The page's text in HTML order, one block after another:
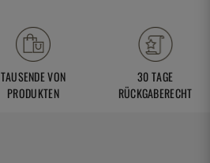
TAUSENDE VON
PRODUKTEN
30 TAGE
RÜCKGABERECHT